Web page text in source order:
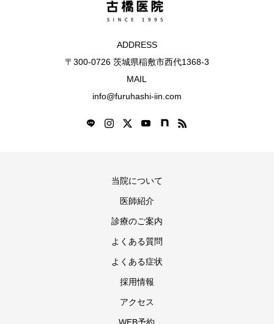
ADDRESS
〒300-0726 茨城県稲敷市西代1368-3
MAIL
info@furuhashi-iin.com
当院について
医師紹介
診療のご案内
よくある質問
よくある症状
採用情報
アクセス
WEB予約